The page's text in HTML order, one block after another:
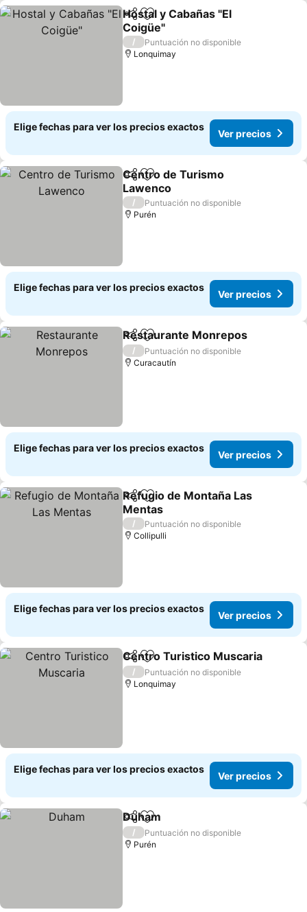
CompartirAgregar a favoritos
Hostal y Cabañas "El
Coigüe"
/
Puntuación no disponible
Lonquimay
Elige fechas para ver los precios exactos
Ver precios
CompartirAgregar a favoritos
Centro de Turismo
Lawenco
/
Puntuación no disponible
Purén
Elige fechas para ver los precios exactos
Ver precios
CompartirAgregar a favoritos
Restaurante Monrepos
/
Puntuación no disponible
Curacautín
Elige fechas para ver los precios exactos
Ver precios
CompartirAgregar a favoritos
Refugio de Montaña Las
Mentas
/
Puntuación no disponible
Collipulli
Elige fechas para ver los precios exactos
Ver precios
CompartirAgregar a favoritos
Centro Turistico Muscaria
/
Puntuación no disponible
Lonquimay
Elige fechas para ver los precios exactos
Ver precios
CompartirAgregar a favoritos
Duham
/
Puntuación no disponible
Purén